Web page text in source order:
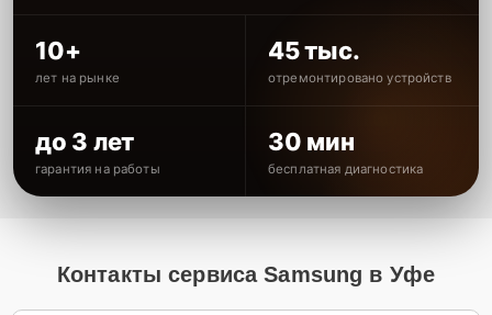
10+
лет на рынке
45 тыс.
отремонтировано устройств
до 3 лет
гарантия на работы
30 мин
бесплатная диагностика
Контакты сервиса Samsung в Уфе